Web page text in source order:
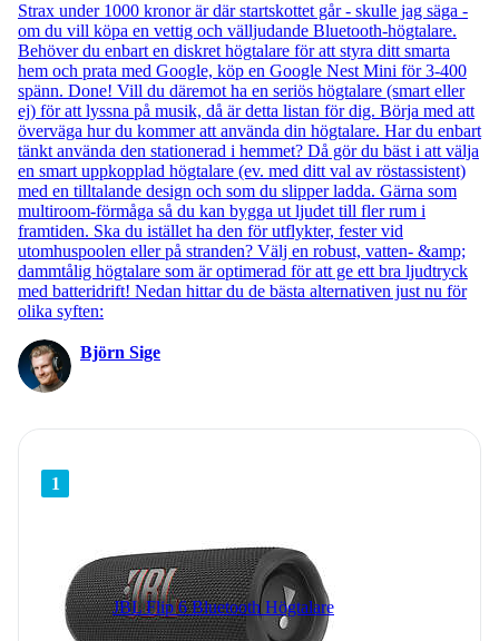
Strax under 1000 kronor är där startskottet går - skulle jag säga -
om du vill köpa en vettig och välljudande Bluetooth-högtalare.
Behöver du enbart en diskret högtalare för att styra ditt smarta
hem och prata med Google, köp en Google Nest Mini för 3-400
spänn. Done! Vill du däremot ha en seriös högtalare (smart eller
ej) för att lyssna på musik, då är detta listan för dig. Börja med att
överväga hur du kommer att använda din högtalare. Har du enbart
tänkt använda den stationerad i hemmet? Då gör du bäst i att välja
en smart uppkopplad högtalare (ev. med ditt val av röstassistent)
med en tilltalande design och som du slipper ladda. Gärna som
multiroom-förmåga så du kan bygga ut ljudet till fler rum i
framtiden. Ska du istället ha den för utflykter, fester vid
utomhuspoolen eller på stranden? Välj en robust, vatten- &amp;
dammtålig högtalare som är optimerad för att ge ett bra ljudtryck
med batteridrift! Nedan hittar du de bästa alternativen just nu för
olika syften:
Björn Sige
1
JBL Flip 6 Bluetooth Högtalare